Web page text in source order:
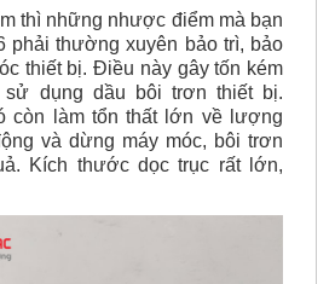
phải thường xuyên bảo trì, bảo
thiết bị. Điều này gây tốn kém
sử dụng dầu bôi trơn thiết bị.
còn làm tổn thất lớn về lượng
và dừng máy móc, bôi trơn
Kích thướcdọc trục
rất lớn,